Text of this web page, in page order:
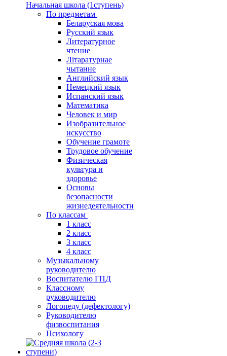
Начальная школа (1ступень)
По предметам
Беларуская мова
Русский язык
Литературное
чтение
Літаратурнае
чытанне
Английский язык
Немецкий язык
Испанский язык
Математика
Человек и мир
Изобразительное
искусство
Обучение грамоте
Трудовое обучение
Физическая
культура и
здоровье
Основы
безопасности
жизнедеятельности
По классам
1 класс
2 класс
3 класс
4 класс
Музыкальному
руководителю
Воспитателю ГПД
Классному
руководителю
Логопеду (дефектологу)
Руководителю
физвоспитания
Психологу